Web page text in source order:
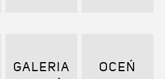
GALERIA
OCEŃ